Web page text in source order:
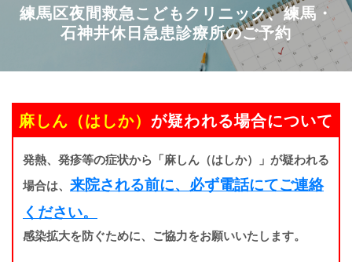
練馬区夜間救急こどもクリニック、練馬・
石神井休日急患診療所のご予約
麻しん（はしか） が疑われる場合について
発熱、発疹等の症状から「麻しん（はしか）」が疑われる
場合は、 来院される前に、必ず電話にてご連絡
ください。
感染拡大を防ぐために、ご協力をお願いいたします。